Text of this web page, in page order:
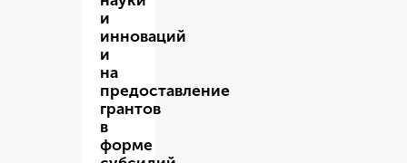
и
инноваций
и
на
предоставление
грантов
в
форме